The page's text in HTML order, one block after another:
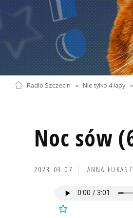
Radio Szczecin » Nie tylko 4 łapy »
Noc sów
2023-03-07 ANNA